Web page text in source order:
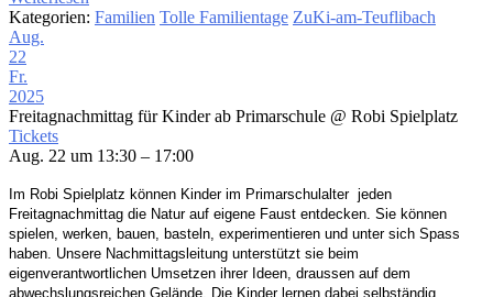
Kategorien: Familien Tolle Familientage ZuKi-am-Teuflibach
Aug.
22
Fr.
2025
Freitagnachmittag für Kinder ab Primarschule @ Robi Spielplatz
Tickets
Aug. 22 um 13:30 – 17:00
Im Robi Spielplatz können Kinder im Primarschulalter jeden
Freitagnachmittag die Natur auf eigene Faust entdecken. Sie können
spielen, werken, bauen, basteln, experimentieren und unter sich Spass
haben. Unsere Nachmittagsleitung unterstützt sie beim
eigenverantwortlichen Umsetzen ihrer Ideen, draussen auf dem
abwechslungsreichen Gelände. Die Kinder lernen dabei selbständig